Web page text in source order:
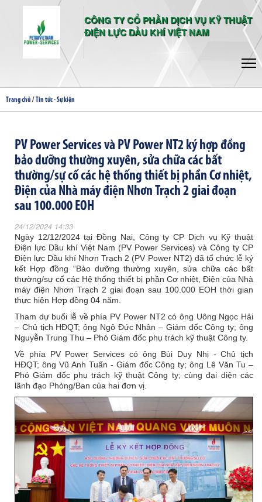
CÔNG TY CỔ PHẦN DỊCH VỤ KỸ THUẬT
ĐIỆN LỰC DẦU KHÍ VIỆT NAM
Trang chủ / Tin tức - Sự kiện
PV Power Services và PV Power NT2 ký hợp đồng
bảo dưỡng thường xuyên, sửa chữa các bất
thường/sự cố các hệ thống thiết bị phần Cơ nhiệt,
Điện của Nhà máy điện Nhơn Trạch 2 giai đoạn
sau 100.000 EOH
24/12/2024 14:33
Ngày 12/12/2024 tại Đồng Nai, Công ty CP Dịch vụ Kỹ thuật
Điện lực Dầu khí Việt Nam (PV Power Services) và Công ty CP
Điện lực Dầu khí Nhơn Trạch 2 (PV Power NT2) đã tổ chức lễ ký
kết Hợp đồng “Bảo dưỡng thường xuyên, sửa chữa các bất
thường/sự cố các Hệ thống thiết bị phần Cơ nhiệt, Điện của Nhà
máy điện Nhơn Trạch 2 giai đoạn sau 100.000 EOH thời gian
thực hiện Hợp đồng 04 năm.
Tham dự buổi lễ về phía PV Power NT2 có ông Uông Ngọc Hải
– Chủ tịch HĐQT; ông Ngô Đức Nhân – Giám đốc Công ty; ông
Nguyễn Trung Thu – Phó Giám đốc phụ trách kỹ thuật Công ty.
Về phía PV Power Services có ông Bùi Duy Nhị - Chủ tịch
HĐQT; ông Vũ Anh Tuấn - Giám đốc Công ty; ông Lê Văn Tu –
Phó Giám đốc phụ trách kỹ thuật Công ty; cùng đại diện các
lãnh đạo Phòng/Ban của hai đơn vị.